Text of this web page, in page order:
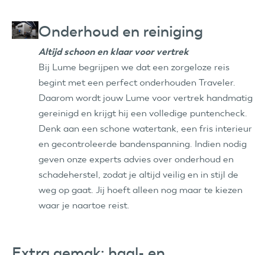
Onderhoud en reiniging
Altijd schoon en klaar voor vertrek
Bij Lume begrijpen we dat een zorgeloze reis
begint met een perfect onderhouden Traveler.
Daarom wordt jouw Lume voor vertrek handmatig
gereinigd en krijgt hij een volledige puntencheck.
Denk aan een schone watertank, een fris interieur
en gecontroleerde bandenspanning. Indien nodig
geven onze experts advies over onderhoud en
schadeherstel, zodat je altijd veilig en in stijl de
weg op gaat. Jij hoeft alleen nog maar te kiezen
waar je naartoe reist.